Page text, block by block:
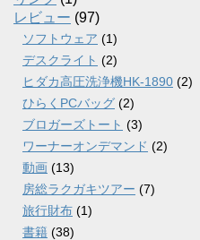
レビュー (97)
ソフトウェア (1)
デスクライト (2)
ヒダカ高圧洗浄機HK-1890 (2)
ひらくPCバッグ (2)
ブロガーズトート (3)
ワーナーオンデマンド (2)
動画 (13)
房総ラクガキツアー (7)
旅行財布 (1)
書籍 (38)